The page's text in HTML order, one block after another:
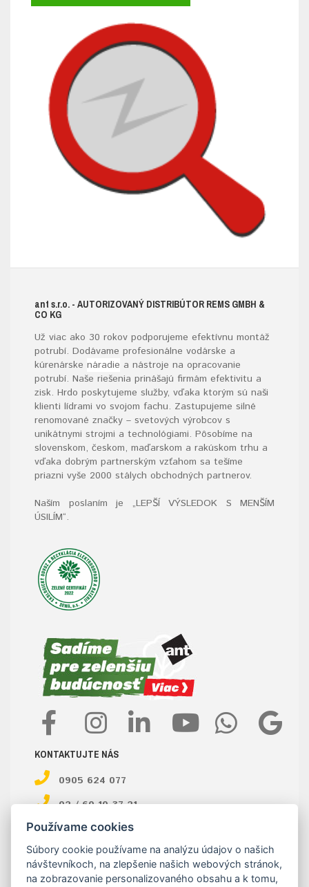
ant s.r.o. - AUTORIZOVANÝ DISTRIBÚTOR REMS GMBH &
CO KG
Už viac ako 30 rokov podporujeme efektívnu montáž
potrubí. Dodávame profesionálne vodárske a
kúrenárske náradie a nástroje na opracovanie
potrubí. Naše riešenia prinášajú firmám efektivitu a
zisk. Hrdo poskytujeme služby, vďaka ktorým sú naši
klienti lídrami vo svojom fachu. Zastupujeme silné
renomované značky – svetových výrobcov s
unikátnymi strojmi a technológiami. Pôsobíme na
slovenskom, českom, maďarskom a rakúskom trhu a
vďaka dobrým partnerským vzťahom sa tešíme
priazni vyše 2000 stálych obchodných partnerov.
Naším poslaním je „LEPŠÍ VÝSLEDOK S MENŠÍM
ÚSILÍM“.
KONTAKTUJTE NÁS
0905 624 077
02 / 60 10 37 21
ant@ant.sk
E-shop objednávky:
Používame cookies
Súbory cookie používame na analýzu údajov o našich
návštevníkoch, na zlepšenie našich webových stránok,
na zobrazovanie personalizovaného obsahu a k tomu,